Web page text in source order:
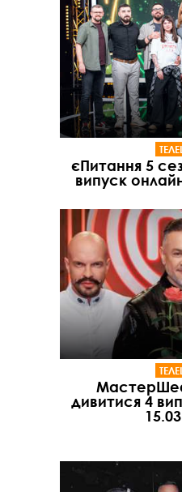
єПитання 5
випуск
дивитися 4